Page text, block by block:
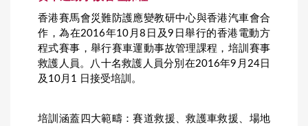
香港賽馬會災難防護應變教研中心與香港汽車會合
作，為在2016年10月8日及9日舉行的香港電動方
程式賽事，舉行賽車運動事故管理課程，培訓賽事
救護人員。八十名救護人員分別在2016年9月24日
及10月1 日接受培訓。
培訓涵蓋四大範疇：賽道救援、救護車救援、場地